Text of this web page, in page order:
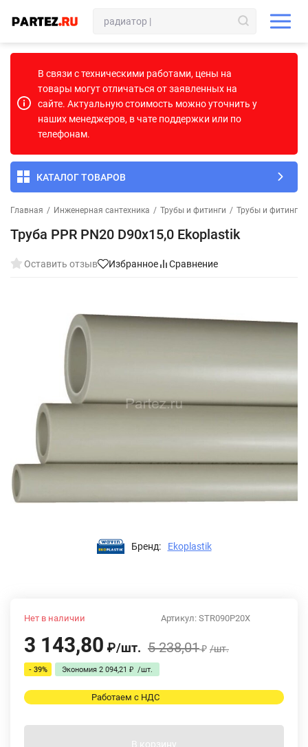
В связи с техническими работами, цены на
товары могут отличаться от заявленных на
сайте. Актуальную стоимость можно уточнить у
наших менеджеров, в чате поддержки или по
телефонам.
КАТАЛОГ ТОВАРОВ
Главная / Инженерная сантехника / Трубы и фитинги / Трубы и фитинги
Труба PPR PN20 D90x15,0 Ekoplastik
Оставить отзыв Избранное Сравнение
Бренд: Ekoplastik
Артикул: STR090P20X
Нет в наличии
3 143,80 ₽/шт. 5 238,01₽ /шт.
- 39% Экономия 2 094,21 ₽ /шт.
Работаем с НДС
В корзину